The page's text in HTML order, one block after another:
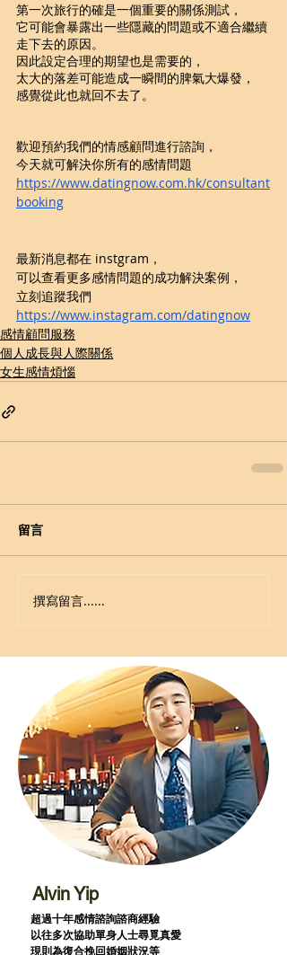
第一次旅行的確是一個重要的關係測試，
它可能會暴露出一些隱藏的問題或不適合繼續
走下去的原因。
因此設定合理的期望也是需要的，
太大的落差可能造成一瞬間的脾氣大爆發，
感覺從此也就回不去了。
歡迎預約我們的情感顧問進行諮詢，
今天就可解決你所有的感情問題
https://www.datingnow.com.hk/consultant
booking
最新消息都在 instgram，
可以查看更多感情問題的成功解決案例，
立刻追蹤我們
https://www.instagram.com/datingnow
感情顧問服務
個人成長與人際關係
女生感情煩惱
留言
撰寫留言......
Alvin Yip
超過十年感情諮詢諮商經驗
以往多次協助單身人士尋覓真愛
現則為復合挽回婚姻狀況等